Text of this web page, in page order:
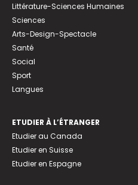
Littérature-Sciences Humaines
Sciences
Arts-Design-Spectacle
Santé
Social
Sport
Langues
ETUDIER À L’ÉTRANGER
Etudier au Canada
Etudier en Suisse
Etudier en Espagne